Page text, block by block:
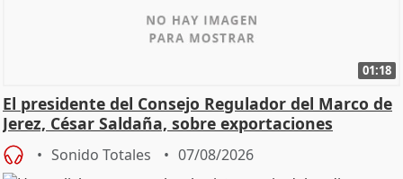
01:18
El presidente del Consejo Regulador del Marco de
Jerez, César Saldaña, sobre exportaciones
Sonido Totales 07/08/2026